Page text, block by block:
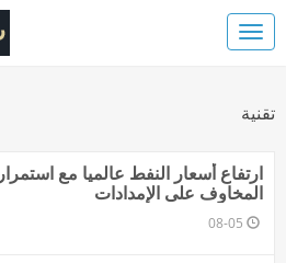
تقنية
ارتفاع أسعار النفط عالميا مع استمرار
المخاوف على الإمدادات
08-05